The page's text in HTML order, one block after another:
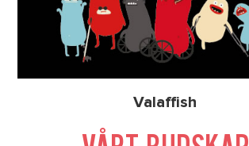
Valaffish